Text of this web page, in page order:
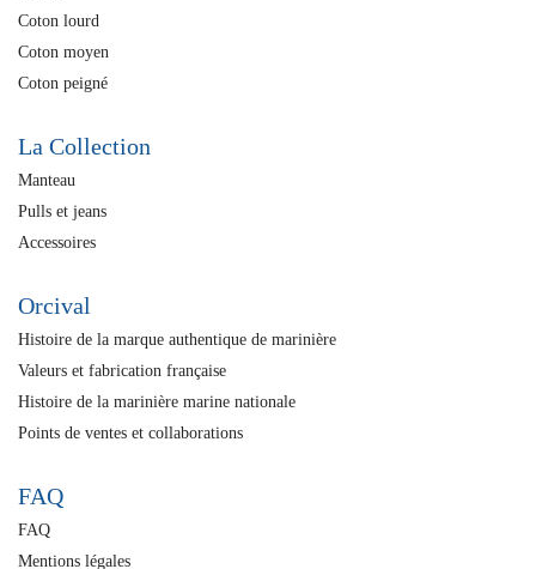
Coton lourd
Coton moyen
Coton peigné
La Collection
Manteau
Pulls et jeans
Accessoires
Orcival
Histoire de la marque authentique de marinière
Valeurs et fabrication française
Histoire de la marinière marine nationale
Points de ventes et collaborations
FAQ
FAQ
Mentions légales